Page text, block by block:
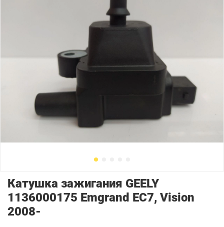
Катушка зажигания GEELY
1136000175 Emgrand EC7, Vision
2008-